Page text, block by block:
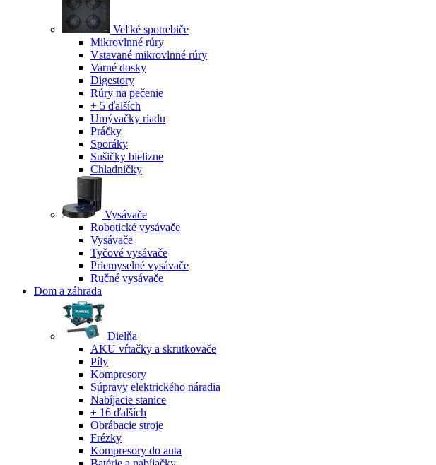
Veľké spotrebiče
Mikrovlnné rúry
Vstavané mikrovlnné rúry
Varné dosky
Digestory
Rúry na pečenie
+ 5 ďalších
Umývačky riadu
Práčky
Sporáky
Sušičky bielizne
Chladničky
Vysávače
Robotické vysávače
Vysávače
Tyčové vysávače
Priemyselné vysávače
Ručné vysávače
Dom a záhrada
Dielňa
AKU vŕtačky a skrutkovače
Píly
Kompresory
Súpravy elektrického náradia
Nabíjacie stanice
+ 16 ďalších
Obrábacie stroje
Frézky
Kompresory do auta